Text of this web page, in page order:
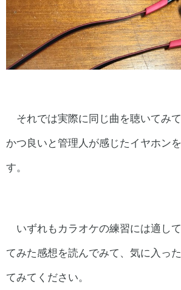
それでは実際に同じ曲を聴いてみ
かつ良いと管理人が感じたイヤホン
す。
いずれもカラオケの練習には適し
てみた感想を読んでみて、気に入っ
てみてください。